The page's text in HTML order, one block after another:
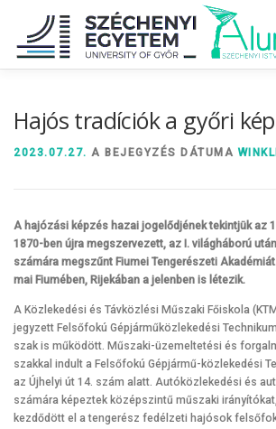
tartalomhoz
SZOLGÁLTATÁSOK ÉVFOLYAMOK
Hajós tradíciók a győri
2023.07.27. A BEJEGYZÉS DÁTUMA
A hajózási képzés hazai jogelődjének tekintjük az
1870-ben újra megszervezett, az I. világháború
számára megszűnt Fiumei Tengerészeti
mai Fiumében, Rijekában a jelenben is létezik.
A Közlekedési és Távközlési Műszaki Főiskola
jegyzett Felsőfokú Gépjárműközlekedési
szak is működött. Műszaki-üzemeltetési és
szakkal indult a Felsőfokú Gépjármű-közlekedési
az Újhelyi út 14. szám alatt. Autóközlekedési és
számára képeztek középszintű műszaki
kezdődött el a tengerész fedélzeti hajósok